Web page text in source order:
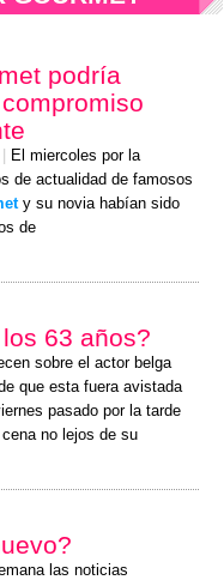
podría
El miercoles por la
de actualidad de famosos
y su novia habían sido
de
63 años?
sobre el actor belga
que esta fuera avistada
pasado por la tarde
no lejos de su
las noticias